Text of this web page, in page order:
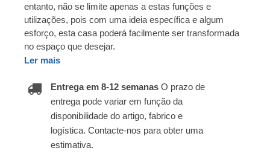
entanto, não se limite apenas a estas funções e
utilizações, pois com uma ideia específica e algum
esforço, esta casa poderá facilmente ser transformada
no espaço que desejar.
Ler mais
Entrega em 8-12 semanas O prazo de
entrega pode variar em função da
disponibilidade do artigo, fabrico e
logística. Contacte-nos para obter uma
estimativa.